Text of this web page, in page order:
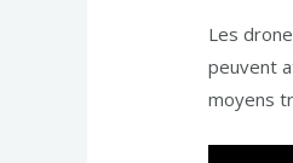
Les
peuvent
moyens